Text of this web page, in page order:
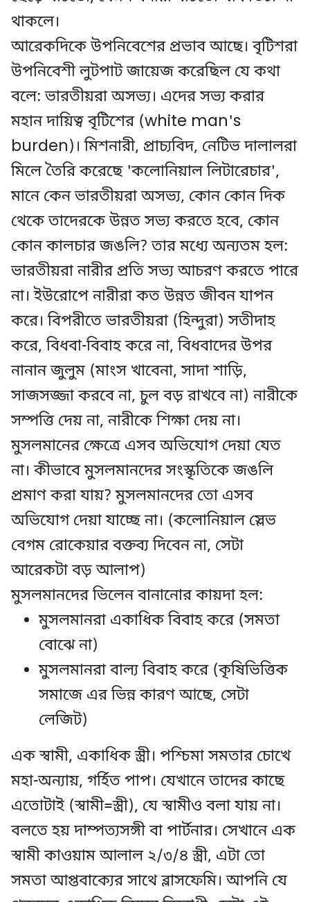
থাকলে।
আরেকদিকে উপনিবেশের প্রভাব আছে। বৃটিশরা
উপনিবেশী লুটপাট জায়েজ করেছিল যে কথা
বলে: ভারতীয়রা অসভ্য। এদের সভ্য করার
মহান দায়িত্ব বৃটিশের (white man's
burden)। মিশনারী, প্রাচ্যবিদ, নেটিভ দালালরা
মিলে তৈরি করেছে 'কলোনিয়াল লিটারেচার',
মানে কেন ভারতীয়রা অসভ্য, কোন কোন দিক
থেকে তাদেরকে উন্নত সভ্য করতে হবে, কোন
কোন কালচার জঙলি? তার মধ্যে অন্যতম হল:
ভারতীয়রা নারীর প্রতি সভ্য আচরণ করতে পারে
না। ইউরোপে নারীরা কত উন্নত জীবন যাপন
করে। বিপরীতে ভারতীয়রা (হিন্দুরা) সতীদাহ
করে, বিধবা-বিবাহ করে না, বিধবাদের উপর
নানান জুলুম (মাংস খাবেনা, সাদা শাড়ি,
সাজসজ্জা করবে না, চুল বড় রাখবে না) নারীকে
সম্পত্তি দেয় না, নারীকে শিক্ষা দেয় না।
মুসলমানের ক্ষেত্রে এসব অভিযোগ দেয়া যেত
না। কীভাবে মুসলমানদের সংস্কৃতিকে জঙলি
প্রমাণ করা যায়? মুসলমানদের তো এসব
অভিযোগ দেয়া যাচ্ছে না। (কলোনিয়াল স্লেভ
বেগম রোকেয়ার বক্তব্য দিবেন না, সেটা
আরেকটা বড় আলাপ)
মুসলমানদের ভিলেন বানানোর কায়দা হল:
মুসলমানরা একাধিক বিবাহ করে (সমতা
বোঝে না)
মুসলমানরা বাল্য বিবাহ করে (কৃষিভিত্তিক
সমাজে এর ভিন্ন কারণ আছে, সেটা
লেজিট)
এক স্বামী, একাধিক স্ত্রী। পশ্চিমা সমতার চোখে
মহা-অন্যায়, গর্হিত পাপ। যেখানে তাদের কাছে
এতোটাই (স্বামী=স্ত্রী), যে স্বামীও বলা যায় না।
বলতে হয় দাম্পত্যসঙ্গী বা পার্টনার। সেখানে এক
স্বামী কাওয়াম আলাল ২/৩/৪ স্ত্রী, এটা তো
সমতা আপ্তবাক্যের সাথে ব্লাসফেমি। আপনি যে